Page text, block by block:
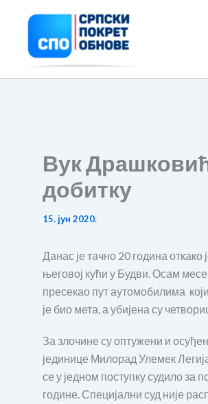
садржај
Вук
добитку
15. јун 2020.
Данас је тачно 20 година
његовој кући у Будви. Осам
пресекао пут аутомобилима
је био мета, а убијена су
За злочине су оптужени и
јединице Милорад Улемек
се у једном поступку судило за
године. Специјални суд није